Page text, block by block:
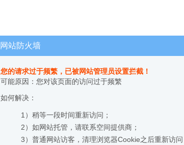
网站防火墙
您的请求过于频繁，已被网站管理员设置拦截！
可能原因：您对该页面的访问过于频繁
如何解决：
1）稍等一段时间重新访问；
2）如网站托管，请联系空间提供商；
3）普通网站访客，清理浏览器Cookie之后重新访